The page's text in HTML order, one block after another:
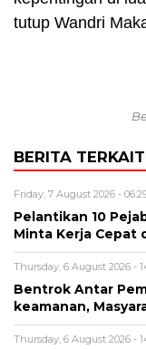
tutup Wandri
BERITA TERKAIT
Friday, 7 August 2026 -
Pelantikan 10
Minta Kerja Cepat
Thursday, 6 August 2026 -
Bentrok Antar
keamanan,
Thursday, 6 August 2026 -